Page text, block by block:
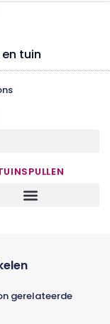
en tuin
gerelateerde